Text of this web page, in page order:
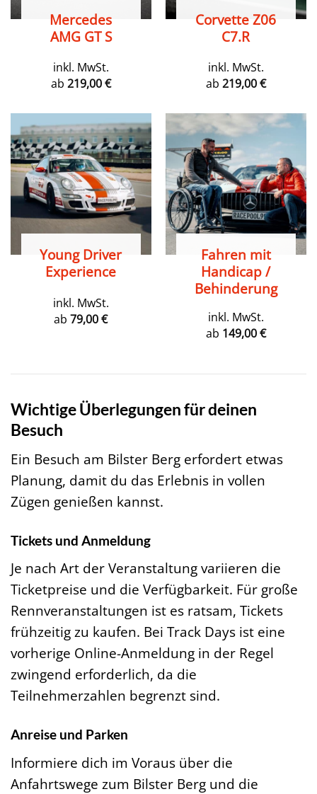
Mercedes
AMG GT S
inkl. MwSt.
ab 219,00€
Corvette Z06
C7.R
inkl. MwSt.
ab 219,00€
Young Driver
Experience
inkl. MwSt.
ab79,00€
Fahren mit
Handicap /
Behinderung
inkl. MwSt.
ab 149,00€
Wichtige Überlegungen für deinen
Besuch
Ein Besuch am Bilster Berg erfordert etwas
Planung, damit du das Erlebnis in vollen
Zügen genießen kannst.
Tickets und Anmeldung
Je nach Art der Veranstaltung variieren die
Ticketpreise und die Verfügbarkeit. Für große
Rennveranstaltungen ist es ratsam, Tickets
frühzeitig zu kaufen. Bei Track Days ist eine
vorherige Online-Anmeldung in der Regel
zwingend erforderlich, da die
Teilnehmerzahlen begrenzt sind.
Anreise und Parken
Informiere dich im Voraus über die
Anfahrtswege zum Bilster Berg und die